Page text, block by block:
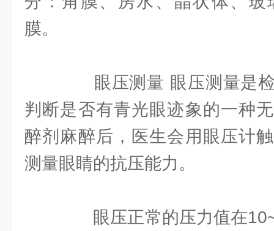
膜。
眼压测量 眼压测量是检
判断是否有青光眼迹象的一种
醉剂麻醉后，医生会用眼压计
测量眼睛的抗压能力。
眼压正常的压力值在